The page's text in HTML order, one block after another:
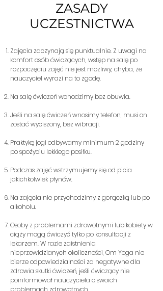
ZASADY
UCZESTNICTWA
Zajęcia zaczynają się punktualnie. Z uwagi na
komfort osób ćwiczących, wstęp na salę po
rozpoczęciu zajęć nie jest możliwy, chyba, że
nauczyciel wyrazi na to zgodę.
Na salę ćwiczeń wchodzimy bez obuwia.
Jeśli na salę ćwiczeń wnosimy telefon, musi on
zostać wyciszony, bez wibracji.
Praktykę jogi odbywamy minimum 2 godziny
po spożyciu lekkiego posiłku.
Podczas zajęć wstrzymujemy się od picia
jakichkolwiek płynów.
Na zajęcia nie przychodzimy z gorączką lub po
alkoholu.
Osoby z problemami zdrowotnymi lub kobiety w
ciąży mogą ćwiczyć tylko po konsultacji z
lekarzem. W razie zaistnienia
nieprzewidzianych okoliczności, Om Yoga nie
bierze odpowiedzialności za negatywne dla
zdrowia skutki ćwiczeń, jeśli ćwiczący nie
poinformował nauczyciela o swoich
problemach zdrowotnych.